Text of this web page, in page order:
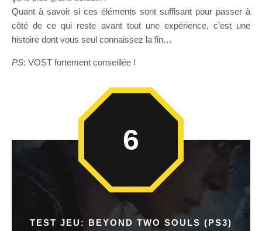
Quant à savoir si ces éléments sont suffisant pour passer à
côté de ce qui reste avant tout une expérience, c’est une
histoire dont vous seul connaissez la fin…
PS: VOST fortement conseillée !
TEST JEU: BEYOND TWO SOULS (PS3)
6